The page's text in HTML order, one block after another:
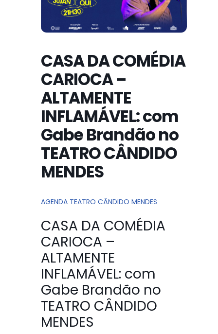
CASA DA COMÉDIA
CARIOCA –
ALTAMENTE
INFLAMÁVEL: com
Gabe Brandão no
TEATRO CÂNDIDO
MENDES
AGENDA TEATRO CÂNDIDO MENDES
CASA DA COMÉDIA
CARIOCA –
ALTAMENTE
INFLAMÁVEL: com
Gabe Brandão no
TEATRO CÂNDIDO
MENDES